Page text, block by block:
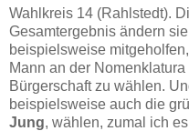
Wahlkreis 14 (Rahlstedt).
Gesamtergebnis ändern
beispielsweise
Mann an der
Bürgerschaft zu wählen.
beispielsweise auch die
Jung, wählen, zumal ich